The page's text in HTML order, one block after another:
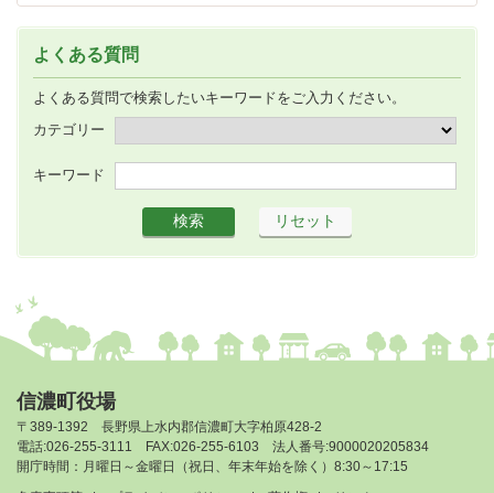
よくある質問
よくある質問で検索したいキーワードをご入力ください。
カテゴリー
キーワード
信濃町役場
〒389-1392 長野県上水内郡信濃町大字柏原428-2
電話:026-255-3111 FAX:026-255-6103 法人番号:9000020205834
開庁時間：月曜日～金曜日（祝日、年末年始を除く）8:30～17:15